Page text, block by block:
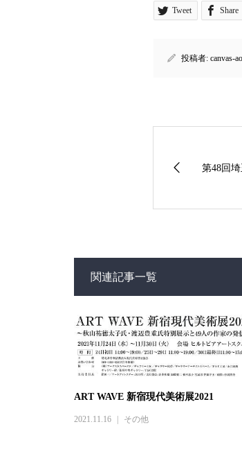
Tweet Share
投稿者: canvas-
第48回
関連記事一覧
ART WAVE 新宿現代美術展2021
2021.11.16 その他